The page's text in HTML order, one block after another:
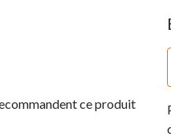
ce produit